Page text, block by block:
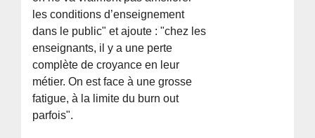
les conditions d’enseignement
dans le public" et ajoute : "chez les
enseignants, il y a une perte
complète de croyance en leur
métier. On est face à une grosse
fatigue, à la limite du burn out
parfois".